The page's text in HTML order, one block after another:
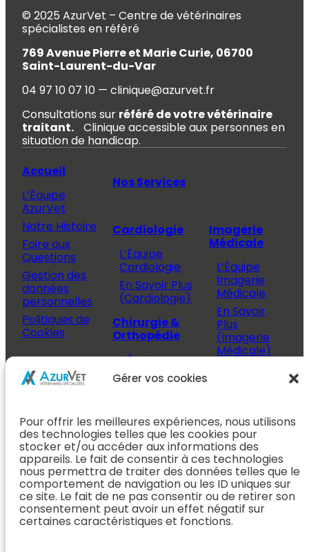
Gérer vos cookies
Pour offrir les meilleures expériences, nous utilisons
des technologies telles que les cookies pour
stocker et/ou accéder aux informations des
appareils. Le fait de consentir à ces technologies
nous permettra de traiter des données telles que le
comportement de navigation ou les ID uniques sur
ce site. Le fait de ne pas consentir ou de retirer son
consentement peut avoir un effet négatif sur
certaines caractéristiques et fonctions.
© 2025 AzurVet – Centre de vétérinaires
spécialistes en référé
769 Avenue Pierre et Marie Curie, 06700
Saint-Laurent-du-Var
04 97 10 07 10 — clinique@azurvet.fr
Consultations sur référé de votre vétérinaire
traitant. Clinique accessible aux personnes en
situation de handicap.
Accueil
L’Équipe
AzurVet
Notre Histoire
Foire aux
Questions
Gestion des
données
personnelles
Politiques de
Cookies
Propriétaire
Prendre
rendez-vous
Après mon
rendez-vous
Espace
Vétérinaire
Nos Services
Cardiologie
L’Équipe
Cardiologie
En Savoir Plus
(Cardiologie)
Chirurgie &
Orthopédie
L’Équipe
Chirurgie &
Orthopédie
(Chirurgie &
Orthopédie)
Dentisterie &
ORL
L’Équipe
Dentisterie &
ORL
Imagerie
Médicale
L’Équipe
Imagerie
Médicale
En Savoir
Plus
(Imagerie
Médicale)
Médecine
Interne
En Savoir
Plus
(Médecine
Interne)
Neurologie